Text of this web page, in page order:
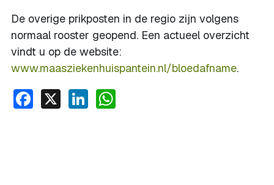
De overige prikposten in de regio zijn volgens
normaal rooster geopend. Een actueel overzicht
vindt u op de website:
www.maasziekenhuispantein.nl/bloedafname.
Facebook
X LinkedIn